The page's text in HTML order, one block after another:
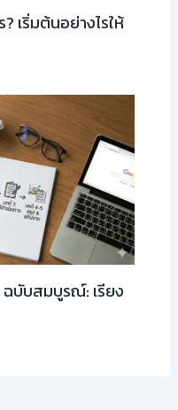
เริ่มต้นอย่างไรให้
ฉบับสมบูรณ์: เรียง